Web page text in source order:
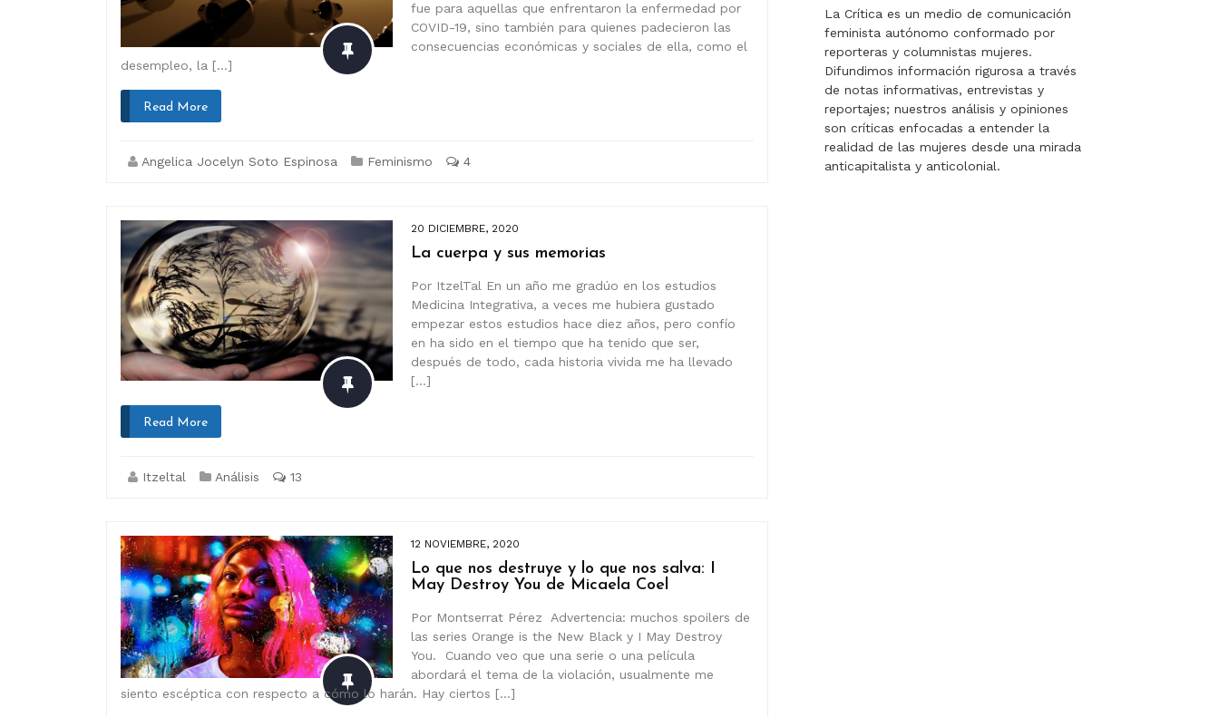
fue para aquellas que enfrentaron la enfermedad por
COVID-19, sino también para quienes padecieron las
consecuencias económicas y sociales de ella, como el
desempleo, la […]
Read More
Angelica Jocelyn Soto Espinosa Feminismo 4
20 DICIEMBRE, 2020
La cuerpa y sus memorias
Por ItzelTal En un año me gradúo en los estudios
Medicina Integrativa, a veces me hubiera gustado
empezar estos estudios hace diez años, pero confío
en ha sido en el tiempo que ha tenido que ser,
después de todo, cada historia vivida me ha llevado
[…]
Read More
Itzeltal Análisis 13
12 NOVIEMBRE, 2020
Lo que nos destruye y lo que nos salva: I
May Destroy You de Micaela Coel
Por Montserrat Pérez Advertencia: muchos spoilers de
las series Orange is the New Black y I May Destroy
You. Cuando veo que una serie o una película
abordará el tema de la violación, usualmente me
siento escéptica con respecto a cómo lo harán. Hay ciertos […]
La Crítica es un medio de comunicación
feminista autónomo conformado por
reporteras y columnistas mujeres.
Difundimos información rigurosa a través
de notas informativas, entrevistas y
reportajes; nuestros análisis y opiniones
son críticas enfocadas a entender la
realidad de las mujeres desde una mirada
anticapitalista y anticolonial.